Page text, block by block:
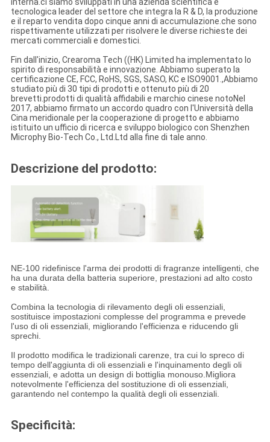
interna.ci siamo sviluppati in una azienda scientifica e
tecnologica leader del settore che integra la R & D, la produzione
e il reparto vendita dopo cinque anni di accumulazione.che sono
rispettivamente utilizzati per risolvere le diverse richieste dei
mercati commerciali e domestici.
Fin dall'inizio, Crearoma Tech ((HK) Limited ha implementato lo
spirito di responsabilità e innovazione. Abbiamo superato la
certificazione CE, FCC, RoHS, SGS, SASO, KC e ISO9001.,Abbiamo
studiato più di 30 tipi di prodotti e ottenuto più di 20
brevetti.prodotti di qualità affidabili e marchio cinese notoNel
2017, abbiamo firmato un accordo quadro con l'Università della
Cina meridionale per la cooperazione di progetto e abbiamo
istituito un ufficio di ricerca e sviluppo biologico con Shenzhen
Microphy Bio-Tech Co., Ltd.Ltd alla fine di tale anno.
Descrizione del prodotto:
NE-100 ridefinisce l'arma dei prodotti di fragranze intelligenti, che
ha una durata della batteria superiore, prestazioni ad alto costo
e stabilità.
Combina la tecnologia di rilevamento degli oli essenziali,
sostituisce impostazioni complesse del programma e prevede
l'uso di oli essenziali, migliorando l'efficienza e riducendo gli
sprechi.
Il prodotto modifica le tradizionali carenze, tra cui lo spreco di
tempo dell'aggiunta di oli essenziali e l'inquinamento degli oli
essenziali, e adotta un design di bottiglia monouso.Migliora
notevolmente l'efficienza del sostituzione di oli essenziali,
garantendo nel contempo la qualità degli oli essenziali.
Specificità: